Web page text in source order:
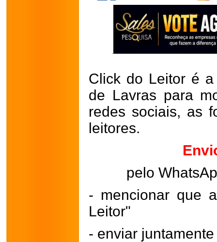
Click do Leitor é
de Lavras para
redes sociais, as
leitores.
pelo
- mencionar que
Leitor"
- enviar